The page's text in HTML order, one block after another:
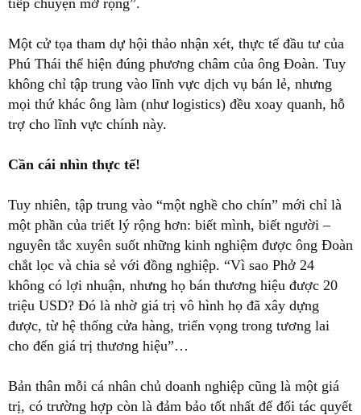
tiếp chuyện mở rộng”.
Một cử tọa tham dự hội thảo nhận xét, thực tế đầu tư của
Phú Thái thể hiện đúng phương châm của ông Đoàn. Tuy
không chỉ tập trung vào lĩnh vực dịch vụ bán lẻ, nhưng
mọi thứ khác ông làm (như logistics) đều xoay quanh, hỗ
trợ cho lĩnh vực chính này.
Cần cái nhìn thực tế!
Tuy nhiên, tập trung vào “một nghề cho chín” mới chỉ là
một phần của triết lý rộng hơn: biết mình, biết người –
nguyên tắc xuyên suốt những kinh nghiệm được ông Đoàn
chắt lọc và chia sẻ với đồng nghiệp. “Vì sao Phở 24
không có lợi nhuận, nhưng họ bán thương hiệu được 20
triệu USD? Đó là nhờ giá trị vô hình họ đã xây dựng
được, từ hệ thống cửa hàng, triển vọng trong tương lai
cho đến giá trị thương hiệu”…
Bản thân mỗi cá nhân chủ doanh nghiệp cũng là một giá
trị, có trường hợp còn là đảm bảo tốt nhất để đối tác quyết